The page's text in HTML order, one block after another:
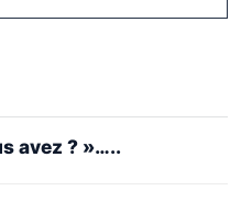
avez ? »…..